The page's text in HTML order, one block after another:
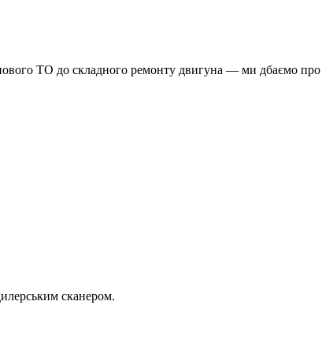
ТО до складного ремонту двигуна — ми дбаємо
сканером.